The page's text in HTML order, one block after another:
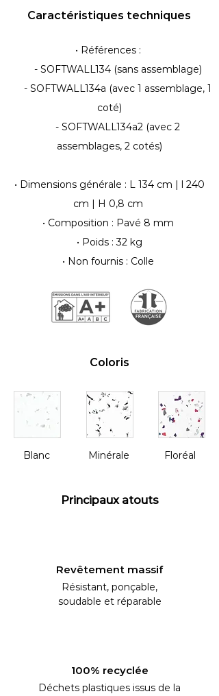
Caractéristiques techniques
• Références :
- SOFTWALL134 (sans assemblage)
- SOFTWALL134a (avec 1 assemblage, 1
coté)
- SOFTWALL134a2 (avec 2
assemblages, 2 cotés)
• Dimensions générale : L 134 cm | l 240
cm | H 0,8 cm
• Composition : Pavé 8 mm
• Poids : 32 kg
• Non fournis : Colle
Coloris
Blanc Minérale Floréal
Principaux atouts
Revêtement massif
Résistant, ponçable,
soudable et réparable
100% recyclée
Déchets plastiques issus de la